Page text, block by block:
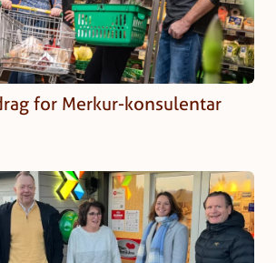
for Merkur-konsulentar